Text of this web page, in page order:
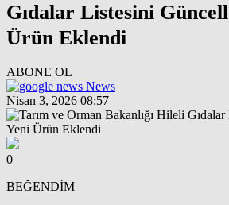
Gıdalar Listesini
Ürün Eklendi
ABONE OL
News
Nisan 3, 2026 08:57
0
BEĞENDİM